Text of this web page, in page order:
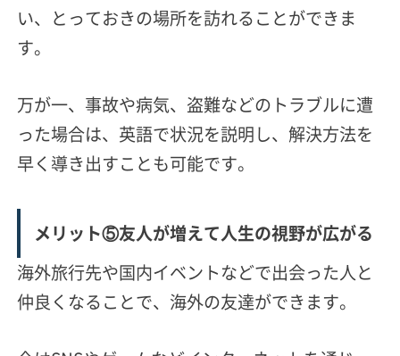
い、とっておきの場所を訪れることができま
す。
万が一、事故や病気、盗難などのトラブルに遭
った場合は、英語で状況を説明し、解決方法を
早く導き出すことも可能です。
メリット⑤友人が増えて人生の視野が広がる
海外旅行先や国内イベントなどで出会った人と
仲良くなることで、海外の友達ができます。